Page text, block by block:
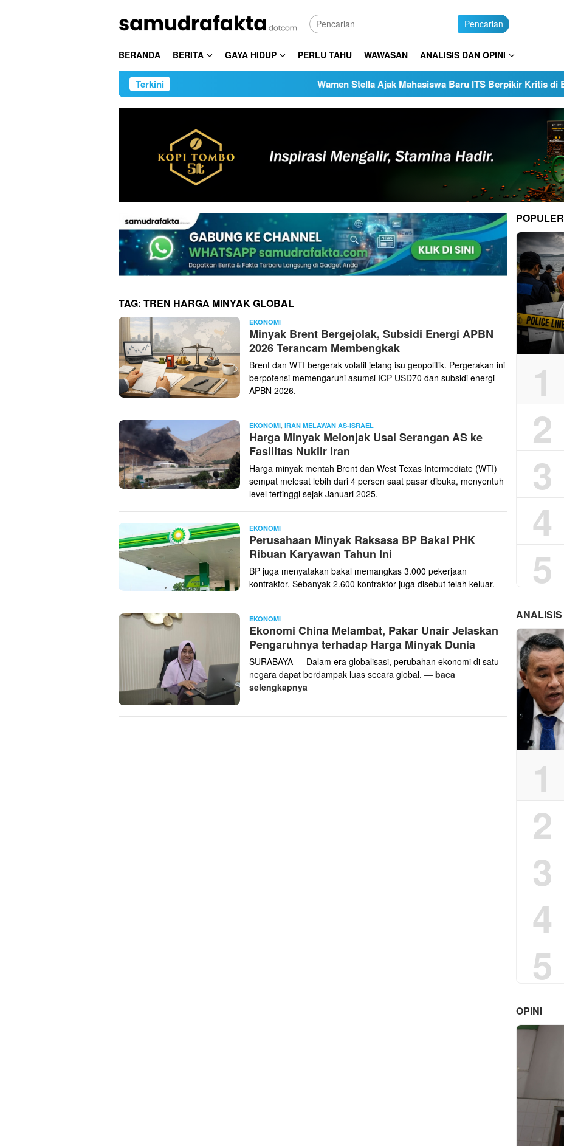
Pencarian
BERANDA BERITA GAYA HIDUP PERLU TAHU WAWASAN ANALISIS DAN OPINI
Terkini Wamen Stella Ajak Mahasiswa Baru ITS Berpikir Kritis di Era Serba AI
TAG: TREN HARGA MINYAK GLOBAL
EKONOMI
Firdaus
Minyak Brent Bergejolak, Subsidi Energi APBN
2026 Terancam Membengkak
Brent dan WTI bergerak volatil jelang isu geopolitik. Pergerakan ini
berpotensi memengaruhi asumsi ICP USD70 dan subsidi energi
APBN 2026.
EKONOMI IRAN MELAWAN AS-ISRAEL
Harga Minyak Melonjak Usai Serangan AS ke
Fasilitas Nuklir Iran
Harga minyak mentah Brent dan West Texas Intermediate (WTI)
sempat melesat lebih dari 4 persen saat pasar dibuka, menyentuh
level tertinggi sejak Januari 2025.
EKONOMI
Samudrafakta
Perusahaan Minyak Raksasa BP Bakal PHK
Ribuan Karyawan Tahun Ini
BP juga menyatakan bakal memangkas 3.000 pekerjaan
kontraktor. Sebanyak 2.600 kontraktor juga disebut telah keluar.
EKONOMI
Ekonomi China Melambat, Pakar Unair Jelaskan
Pengaruhnya terhadap Harga Minyak Dunia
SURABAYA — Dalam era globalisasi, perubahan ekonomi di satu
negara dapat berdampak luas secara global. — baca
selengkapnya
POPULER
1
2
3
4
5
ANALISIS
1
2
3
4
5
OPINI